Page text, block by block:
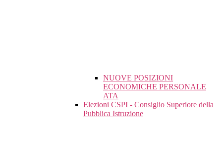
NUOVE POSIZIONI
ECONOMICHE PERSONALE
ATA
Elezioni CSPI - Consiglio Superiore della
Pubblica Istruzione